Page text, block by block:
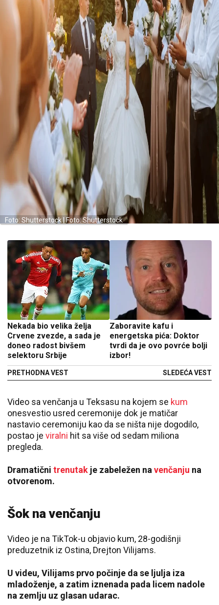
Foto: Shutterstock | Foto: Shutterstock
Nekada bio velika želja
Crvene zvezde, a sada je
doneo radost bivšem
selektoru Srbije
PRETHODNA VEST
Zaboravite kafu i
energetska pića: Doktor
tvrdi da je ovo povrće bolji
izbor!
SLEDEĆA VEST
Video sa venčanja u Teksasu na kojem se kum
onesvestio usred ceremonije dok je matičar
nastavio ceremoniju kao da se ništa nije dogodilo,
postao je viralni hit sa više od sedam miliona
pregleda.
Dramatični trenutak je zabeležen na venčanju na
otvorenom.
Šok na venčanju
Video je na TikTok-u objavio kum, 28-godišnji
preduzetnik iz Ostina, Drejton Vilijams.
U videu, Vilijams prvo počinje da se ljulja iza
mladoženje, a zatim iznenada pada licem nadole
na zemlju uz glasan udarac.